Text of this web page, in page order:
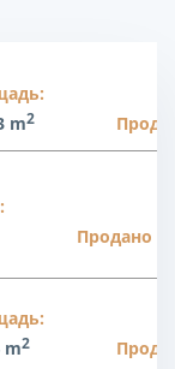
m2
Продано
m2